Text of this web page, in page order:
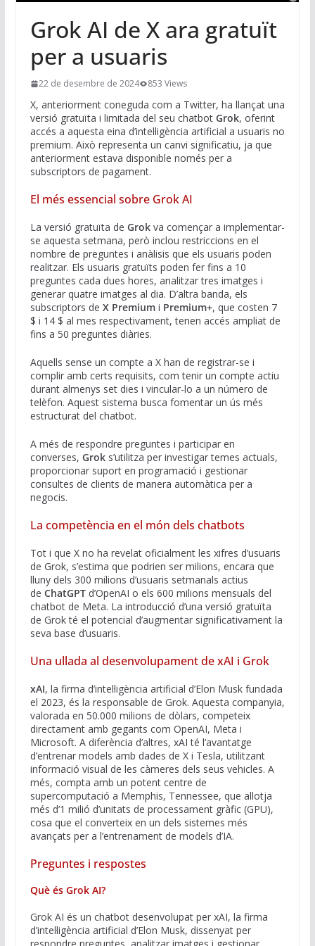
Grok AI de X ara gratuït
per a usuaris
22 de desembre de 2024 853 Views
X, anteriorment coneguda com a Twitter, ha llançat una
versió gratuïta i limitada del seu chatbot Grok, oferint
accés a aquesta eina d’intel·ligència artificial a usuaris no
premium. Això representa un canvi significatiu, ja que
anteriorment estava disponible només per a
subscriptors de pagament.
El més essencial sobre Grok AI
La versió gratuïta de Grokva començar a implementar-
se aquesta setmana, però inclou restriccions en el
nombre de preguntes i anàlisis que els usuaris poden
realitzar. Els usuaris gratuïts poden fer fins a 10
preguntes cada dues hores, analitzar tres imatges i
generar quatre imatges al dia. D’altra banda, els
subscriptors de X Premiumi Premium+, que costen 7
$ i 14 $ al mes respectivament, tenen accés ampliat de
fins a 50 preguntes diàries.
Aquells sense un compte a X han de registrar-se i
complir amb certs requisits, com tenir un compte actiu
durant almenys set dies i vincular-lo a un número de
telèfon. Aquest sistema busca fomentar un ús més
estructurat del chatbot.
A més de respondre preguntes i participar en
converses, Groks’utilitza per investigar temes actuals,
proporcionar suport en programació i gestionar
consultes de clients de manera automàtica per a
negocis.
La competència en el món dels chatbots
Tot i que X no ha revelat oficialment les xifres d’usuaris
de Grok, s’estima que podrien ser milions, encara que
lluny dels 300 milions d’usuaris setmanals actius
de ChatGPTd’OpenAI o els 600 milions mensuals del
chatbot de Meta. La introducció d’una versió gratuïta
de Grok té el potencial d’augmentar significativament la
seva base d’usuaris.
Una ullada al desenvolupament de xAI i Grok
xAI, la firma d’intel·ligència artificial d’Elon Musk fundada
el 2023, és la responsable de Grok. Aquesta companyia,
valorada en 50.000 milions de dòlars, competeix
directament amb gegants com OpenAI, Meta i
Microsoft. A diferència d’altres, xAI té l’avantatge
d’entrenar models amb dades de X i Tesla, utilitzant
informació visual de les càmeres dels seus vehicles. A
més, compta amb un potent centre de
supercomputació a Memphis, Tennessee, que allotja
més d’1 milió d’unitats de processament gràfic (GPU),
cosa que el converteix en un dels sistemes més
avançats per a l’entrenament de models d’IA.
Preguntes i respostes
Què és Grok AI?
Grok AI és un chatbot desenvolupat per xAI, la firma
d’intel·ligència artificial d’Elon Musk, dissenyat per